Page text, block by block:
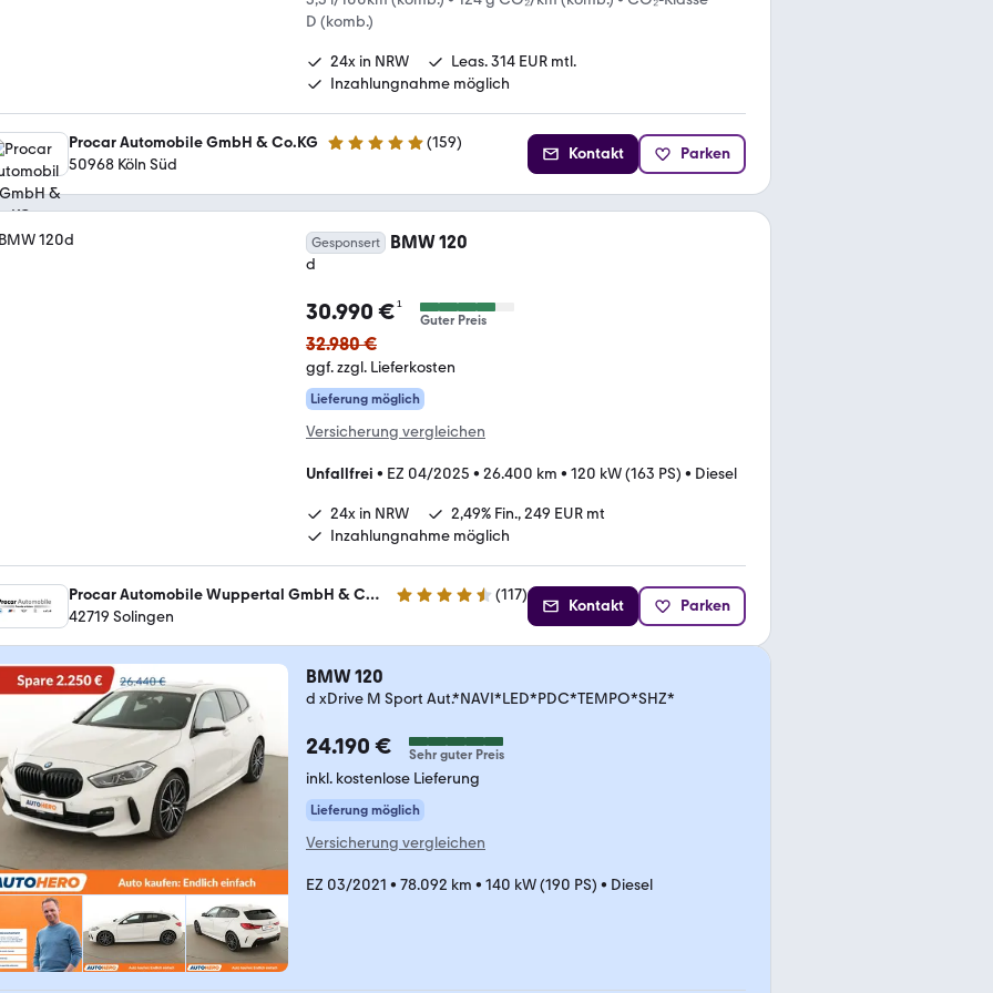
D (komb.)
24x in NRW
Leas. 314 EUR mtl.
Inzahlungnahme möglich
Procar Automobile GmbH & Co.KG 4.8 Sterne (159)
50968 Köln Süd
Kontakt Parken
Gesponsert BMW 120
d
30.990 €¹
Guter Preis
32.980 €
ggf. zzgl. Lieferkosten
Lieferung möglich
Versicherung vergleichen
Unfallfrei • EZ 04/2025 • 26.400 km • 120 kW (163 PS) • Diesel
24x in NRW
2,49% Fin., 249 EUR mt
Inzahlungnahme möglich
Procar Automobile Wuppertal GmbH & Co. KG 4.6 Sterne (117)
42719 Solingen
Kontakt Parken
BMW 120
d xDrive M Sport Aut.*NAVI*LED*PDC*TEMPO*SHZ*
24.190 € Sehr guter Preis
inkl. kostenlose Lieferung
Lieferung möglich
Versicherung vergleichen
EZ 03/2021 • 78.092 km • 140 kW (190 PS) • Diesel